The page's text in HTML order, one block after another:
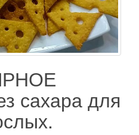
С
к
р
ы
а
сахара для